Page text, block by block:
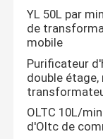
YL 50L par
de
mobile
Purificateur
double étage,
OLTC 10L/
d'Oltc de